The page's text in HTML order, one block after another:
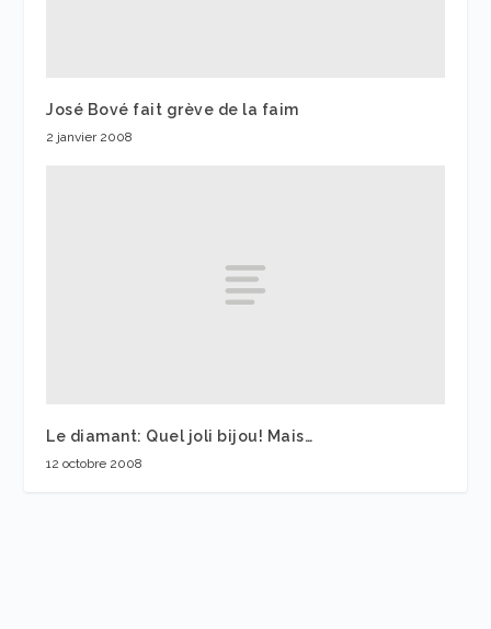
José Bové fait grève de la faim
2 janvier 2008
Le diamant: Quel joli bijou! Mais…
12 octobre 2008